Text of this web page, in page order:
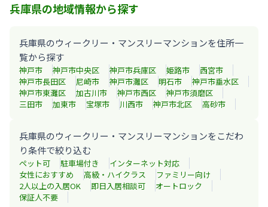
兵庫県の地域情報から探す
兵庫県のウィークリー・マンスリーマンションを住所一
覧から探す
神戸市 神戸市中央区 神戸市兵庫区 姫路市
西宮市
神戸市長田区
尼崎市 神戸市灘区 明石市
神戸市垂水区
神戸市東灘区
加古川市 神戸市西区
神戸市須磨区
三田市
加東市 宝塚市 川西市 神戸市北区 高砂市
兵庫県のウィークリー・マンスリーマンションをこだわ
り条件で絞り込む
ペット可 駐車場付き
インターネット対応
女性におすすめ
高級・ハイクラス
ファミリー向け
2人以上の入居OK
即日入居相談可
オートロック
保証人不要